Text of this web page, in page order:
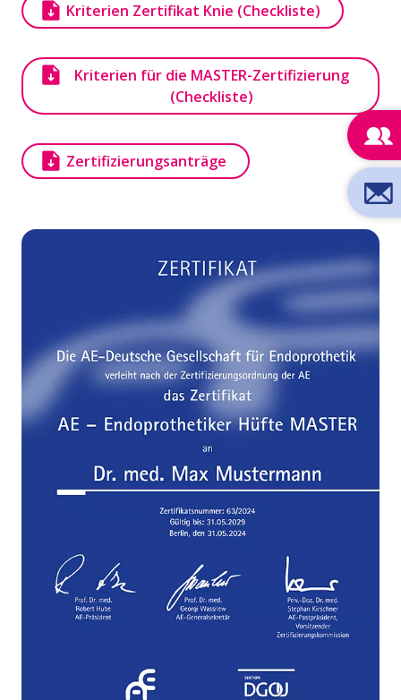
Kriterien Zertifikat Knie (Checkliste)
Kriterien für die MASTER-Zertifizierung
(Checkliste)
Zertifizierungsanträge